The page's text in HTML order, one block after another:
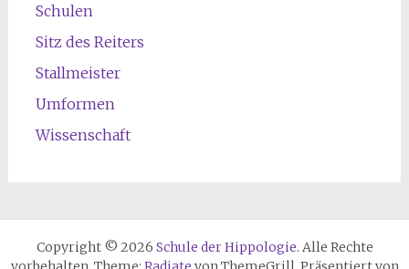
Schulen
Sitz des Reiters
Stallmeister
Umformen
Wissenschaft
Copyright © 2026 Schule der Hippologie. Alle Rechte